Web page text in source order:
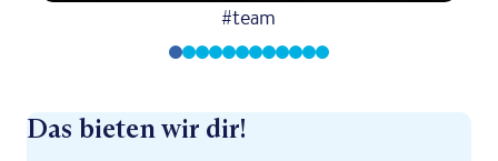
#team
Das bieten wir dir!